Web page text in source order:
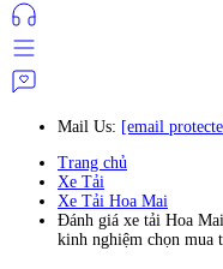
Mail Us: [email
Trang chủ
Xe Tải
Xe Tải Hoa Mai
Đánh giá xe tải Hoa
kinh nghiệm chọn mua